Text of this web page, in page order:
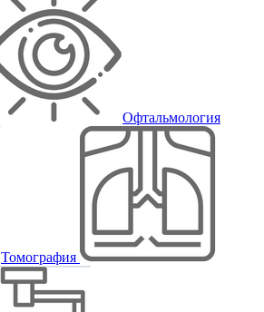
Офтальмология
Томография